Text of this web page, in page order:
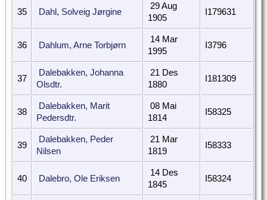
35 Dahl, Solveig Jørgine
29 Aug
1905
I179631
36 Dahlum, Arne Torbjørn
14 Mar
1995
I3796
37
Dalebakken, Johanna
Olsdtr.
21 Des
1880
I181309
38
Dalebakken, Marit
Pedersdtr.
08 Mai
1814
I58325
39
Dalebakken, Peder
Nilsen
21 Mar
1819
I58333
40 Dalebro, Ole Eriksen
14 Des
1845
I58324